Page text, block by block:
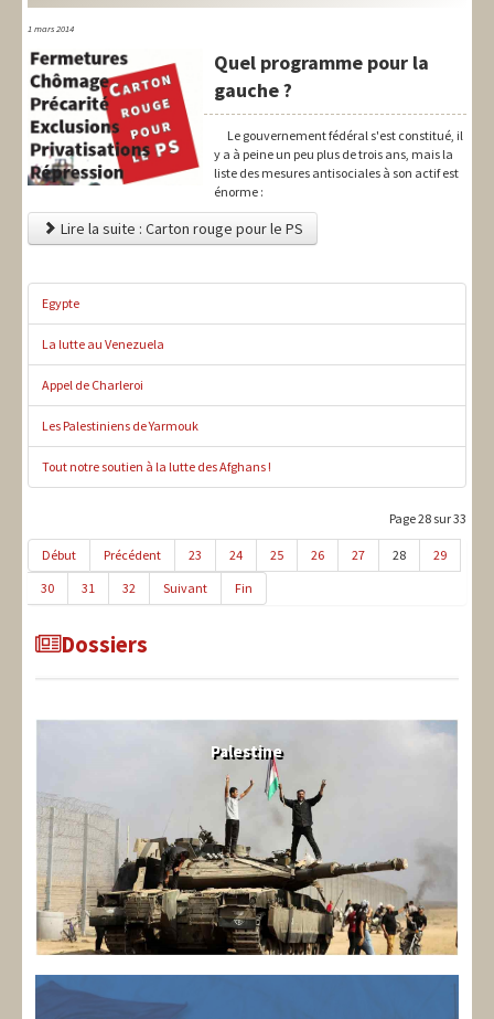
1 mars 2014
Quel programme pour la
gauche ?
Le gouvernement fédéral s'est constitué, il
y a à peine un peu plus de trois ans, mais la
liste des mesures antisociales à son actif est
énorme :
Lire la suite : Carton rouge pour le PS
Egypte
La lutte au Venezuela
Appel de Charleroi
Les Palestiniens de Yarmouk
Tout notre soutien à la lutte des Afghans !
Page 28 sur 33
Début Précédent 23 24 25 26 27 28
29
30
31 32 Suivant Fin
Dossiers
Palestine